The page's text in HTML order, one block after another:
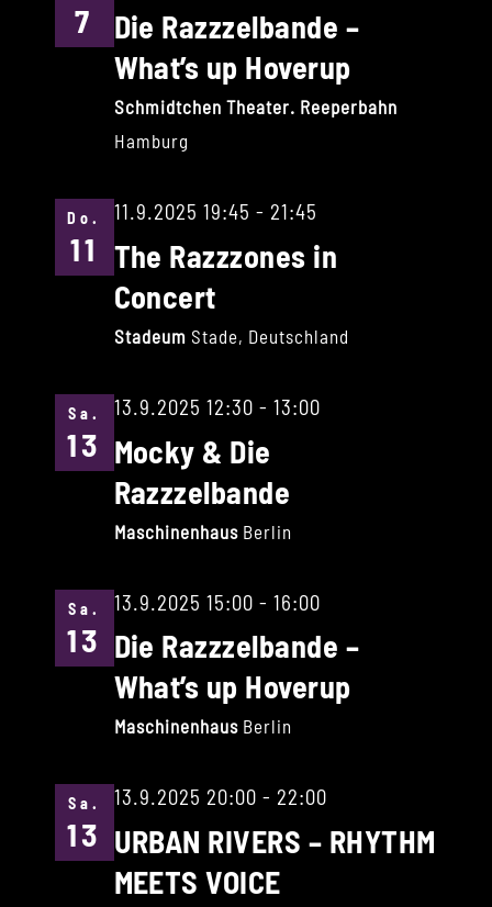
7
Die Razzzelbande –
What’s up Hoverup
Schmidtchen Theater. Reeperbahn
Hamburg
Do.
11
11.9.2025 19:45 - 21:45
The Razzzones in
Concert
Stadeum Stade, Deutschland
Sa.
13
13.9.2025 12:30 - 13:00
Mocky & Die
Razzzelbande
Maschinenhaus Berlin
Sa.
13
13.9.2025 15:00 - 16:00
Die Razzzelbande –
What’s up Hoverup
Maschinenhaus Berlin
Sa.
13
13.9.2025 20:00 - 22:00
URBAN RIVERS – RHYTHM
MEETS VOICE